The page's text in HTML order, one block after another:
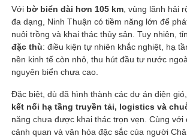
Với bờ biển dài hơn 105 km, vùng lãnh hải
đa dạng, Ninh Thuận có tiềm năng lớn để
nuôi trồng và khai thác thủy sản. Tuy nhiên,
đặc thù: điều kiện tự nhiên khắc nghiệt, hạ
nền kinh tế còn nhỏ, thu hút đầu tư nước
nguyên biển chưa cao.
Đặc biệt, dù đã hình thành các dự án điện
kết nối hạ tầng truyền tải, logistics và
năng chưa được khai thác trọn vẹn. Cùng với
cảnh quan và văn hóa đặc sắc của người
tổng thể Thủ đô
Văn bản pháp lý
của Hồ sơ quy
hoạch tổng thể...
Điều chỉnh quy
hoạch chung
thành phố Hải
Dươn...
dựng đô thị Ki...
Điều chỉnh Quy
hoạch chung
thành phố Hải
Quy hoạch quản
lý chất thải rắn
tỉnh Hải Dươn...